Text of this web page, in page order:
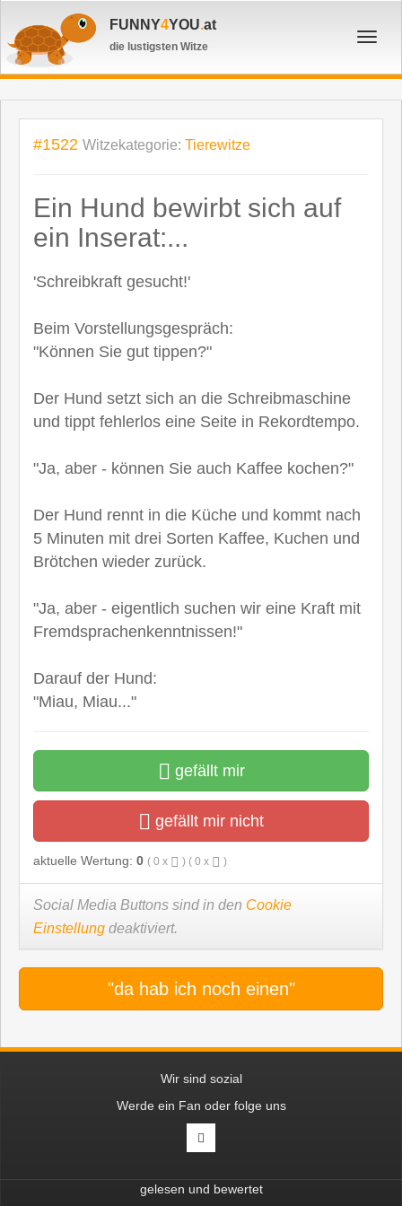
FUNNY4YOU.at
die lustigsten Witze
#1522 Witzekategorie: Tierewitze
Ein Hund bewirbt sich auf
ein Inserat:...
'Schreibkraft gesucht!'
Beim Vorstellungsgespräch:
"Können Sie gut tippen?"
Der Hund setzt sich an die Schreibmaschine
und tippt fehlerlos eine Seite in Rekordtempo.
"Ja, aber - können Sie auch Kaffee kochen?"
Der Hund rennt in die Küche und kommt nach
5 Minuten mit drei Sorten Kaffee, Kuchen und
Brötchen wieder zurück.
"Ja, aber - eigentlich suchen wir eine Kraft mit
Fremdsprachenkenntnissen!"
Darauf der Hund:
"Miau, Miau..."
gefällt mir
gefällt mir nicht
aktuelle Wertung: 0 ( 0 x ) ( 0 x )
Social Media Buttons sind in den Cookie
Einstellung deaktiviert.
"da hab ich noch einen"
Wir sind sozial
Werde ein Fan oder folge uns
gelesen und bewertet